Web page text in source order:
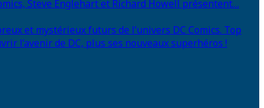
Steve Englehart et Richard Howell présentent…
et mystérieux futurs de l’univers DC Comics. Top
l’avenir de DC, plus ses nouveaux superhéros !